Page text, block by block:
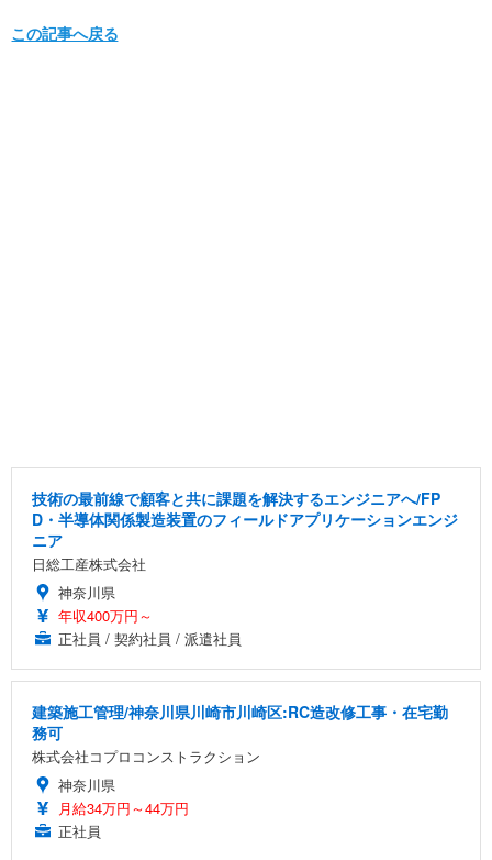
この記事へ戻る
技術の最前線で顧客と共に課題を解決するエンジニアへ/FP
D・半導体関係製造装置のフィールドアプリケーションエンジ
ニア
日総工産株式会社
神奈川県
年収400万円～
正社員 / 契約社員 / 派遣社員
建築施工管理/神奈川県川崎市川崎区:RC造改修工事・在宅勤
務可
株式会社コプロコンストラクション
神奈川県
月給34万円～44万円
正社員